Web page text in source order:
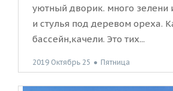
уютный дворик. много зелени
и стулья под деревом ореха.
бассейн,качели. Это тих...
2019 Октябрь 25 ● Пятница